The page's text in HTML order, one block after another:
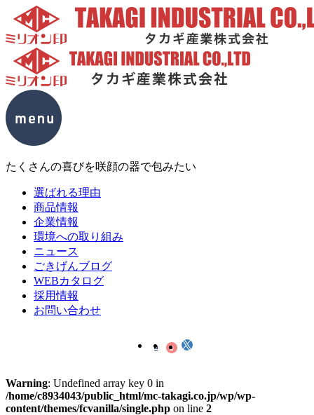
たくさんの喜びを咲顔の器で包みたい
選ばれる理由
商品情報
企業情報
環境への取り組み
ニュース
ごきげんブログ
WEBカタログ
採用情報
お問い合わせ
Warning: Undefined array key 0 in
/home/c8934043/public_html/mc-takagi.co.jp/wp/wp-
content/themes/fcvanilla/single.php on line 2